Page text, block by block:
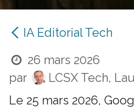
IA Editorial Tech
26 mars 2026
par
LCSX Tech,
Le 25 mars 2026,